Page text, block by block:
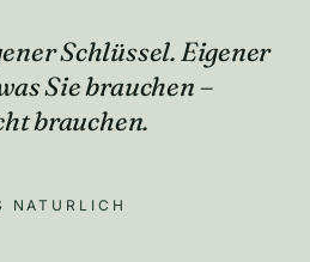
Schlüssel. Eigener
Sie brauchen –
brauchen.
NATURLICH